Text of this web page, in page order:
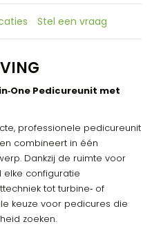
Stel een vraag
Pedicureunit met
professionele pedicureunit
combineert in één
Dankzij de ruimte voor
elke configuratie
tot turbine‑ of
keuze voor pedicures die
zoeken.